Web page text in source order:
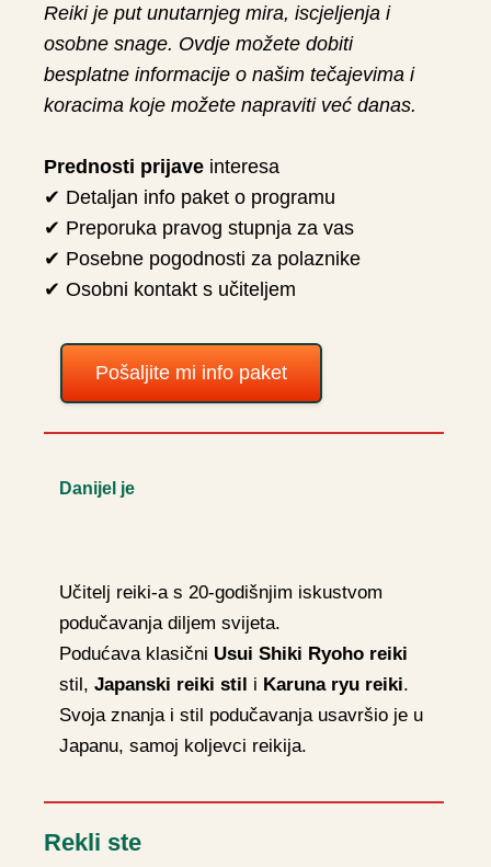
Reiki je put unutarnjeg mira, iscjeljenja i
osobne snage. Ovdje možete dobiti
besplatne informacije o našim tečajevima i
koracima koje možete napraviti već danas.
Prednosti prijave interesa
✔ Detaljan info paket o programu
✔ Preporuka pravog stupnja za vas
✔ Posebne pogodnosti za polaznike
✔ Osobni kontakt s učiteljem
Pošaljite mi info paket
Danijel je
Učitelj reiki-a s 20-godišnjim iskustvom
podučavanja diljem svijeta.
Podućava klasični Usui Shiki Ryoho reiki
stil, Japanski reiki stil i Karuna ryu reiki.
Svoja znanja i stil podučavanja usavršio je u
Japanu, samoj koljevci reikija.
Rekli ste